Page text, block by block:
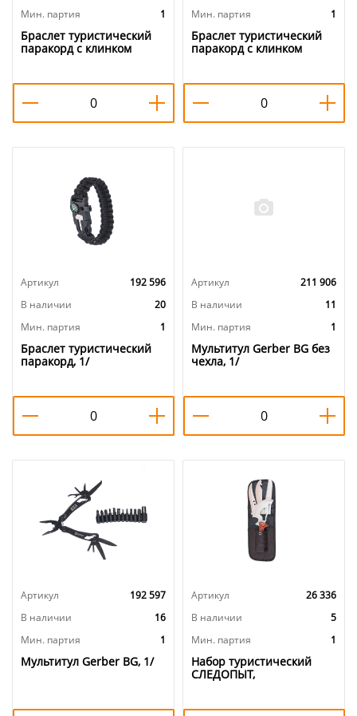
Мин. партия
1
Браслет туристический
паракорд с клинком
Мин. партия
1
Браслет туристический
паракорд с клинком
Артикул
192 596
В наличии
20
Мин. партия
1
Браслет туристический
паракорд, 1/
Артикул
211 906
В наличии
11
Мин. партия
1
Мультитул Gerber BG без
чехла, 1/
Артикул
192 597
В наличии
16
Мин. партия
1
Мультитул Gerber BG, 1/
Артикул
26 336
В наличии
5
Мин. партия
1
Набор туристический
СЛЕДОПЫТ,